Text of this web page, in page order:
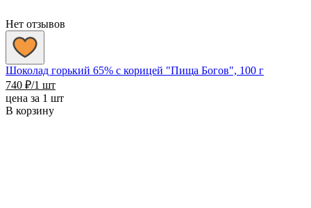
Нет отзывов
Шоколад горький 65% с корицей "Пища Богов", 100 г
740 ₽/1 шт
цена за 1 шт
В корзину